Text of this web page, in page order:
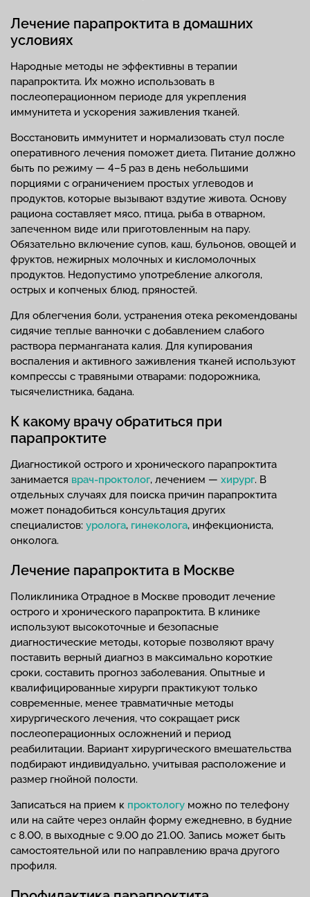
Лечение парапроктита в домашних
условиях
Народные методы не эффективны в терапии
парапроктита. Их можно использовать в
послеоперационном периоде для укрепления
иммунитета и ускорения заживления тканей.
Восстановить иммунитет и нормализовать стул после
оперативного лечения поможет диета. Питание должно
быть по режиму — 4–5 раз в день небольшими
порциями с ограничением простых углеводов и
продуктов, которые вызывают вздутие живота. Основу
рациона составляет мясо, птица, рыба в отварном,
запеченном виде или приготовленным на пару.
Обязательно включение супов, каш, бульонов, овощей и
фруктов, нежирных молочных и кисломолочных
продуктов. Недопустимо употребление алкоголя,
острых и копченых блюд, пряностей.
Для облегчения боли, устранения отека рекомендованы
сидячие теплые ванночки с добавлением слабого
раствора перманганата калия. Для купирования
воспаления и активного заживления тканей используют
компрессы с травяными отварами: подорожника,
тысячелистника, бадана.
К какому врачу обратиться при
парапроктите
Диагностикой острого и хронического парапроктита
занимается врач-проктолог, лечением — хирург. В
отдельных случаях для поиска причин парапроктита
может понадобиться консультация других
специалистов: уролога, гинеколога, инфекциониста,
онколога.
Лечение парапроктита в Москве
Поликлиника Отрадное в Москве проводит лечение
острого и хронического парапроктита. В клинике
используют высокоточные и безопасные
диагностические методы, которые позволяют врачу
поставить верный диагноз в максимально короткие
сроки, составить прогноз заболевания. Опытные и
квалифицированные хирурги практикуют только
современные, менее травматичные методы
хирургического лечения, что сокращает риск
послеоперационных осложнений и период
реабилитации. Вариант хирургического вмешательства
подбирают индивидуально, учитывая расположение и
размер гнойной полости.
Записаться на прием к проктологу можно по телефону
или на сайте через онлайн форму ежедневно, в будние
с 8.00, в выходные с 9.00 до 21.00. Запись может быть
самостоятельной или по направлению врача другого
профиля.